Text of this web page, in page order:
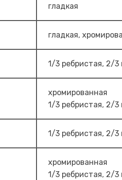
гладкая
гладкая,
1/3 ребристая, 2/3
хромированная
1/3 ребристая, 2/3
1/3 ребристая, 2/3
хромированная
1/3 ребристая, 2/3